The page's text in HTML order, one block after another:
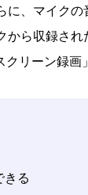
、マイク
ら収録さ
リーン録画
きる